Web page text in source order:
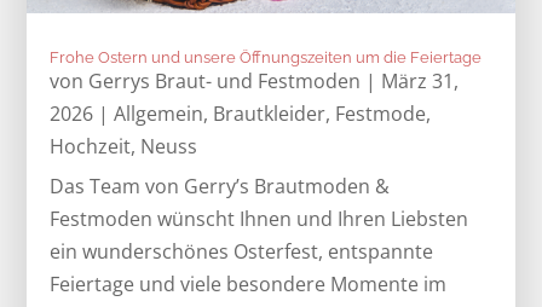
Frohe Ostern und unsere Öffnungszeiten um die Feiertage
von Gerrys Braut- und Festmoden | März 31,
2026 |Allgemein, Brautkleider, Festmode,
Hochzeit, Neuss
Das Team von Gerry’s Brautmoden &
Festmoden wünscht Ihnen und Ihren Liebsten
ein wunderschönes Osterfest, entspannte
Feiertage und viele besondere Momente im